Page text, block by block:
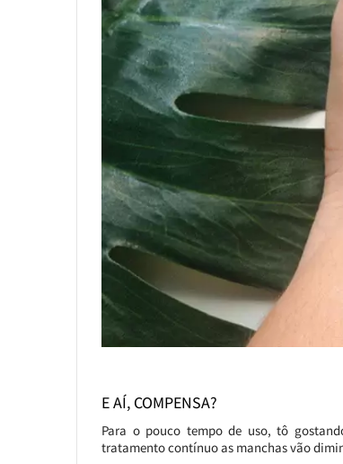
E AÍ, COMPENSA?
Para o pouco tempo de uso, tô
tratamento contínuo as manchas vão